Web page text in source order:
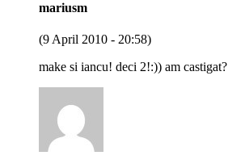
mariusm
(9 April 2010 - 20:58)
make si iancu! deci 2!:)) am castigat?